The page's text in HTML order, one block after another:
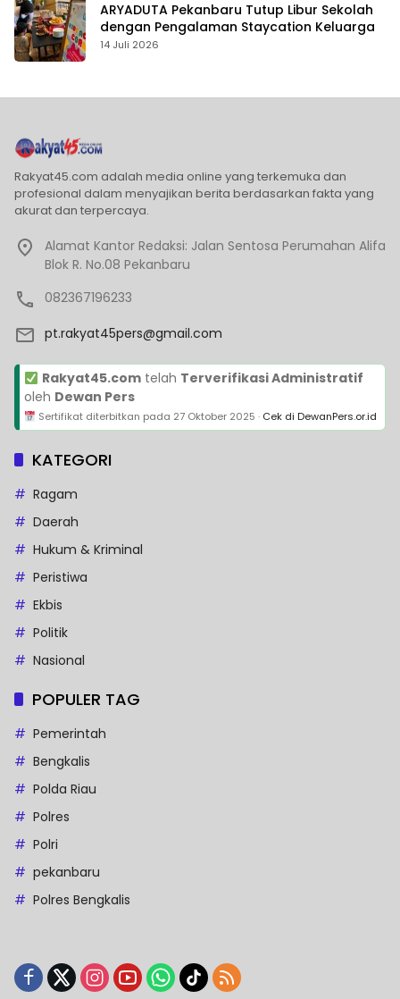
ARYADUTA Pekanbaru Tutup Libur Sekolah
dengan Pengalaman Staycation Keluarga
14 Juli 2026
Rakyat45.com adalah media online yang terkemuka dan
profesional dalam menyajikan berita berdasarkan fakta yang
akurat dan terpercaya.
Alamat Kantor Redaksi: Jalan Sentosa Perumahan Alifa
Blok R. No.08 Pekanbaru
082367196233
pt.rakyat45pers@gmail.com
Rakyat45.comtelah Terverifikasi Administratif
oleh Dewan Pers
Sertifikat diterbitkan pada 27 Oktober 2025 · Cek di DewanPers.or.id
KATEGORI
Ragam
Daerah
Hukum & Kriminal
Peristiwa
Ekbis
Politik
Nasional
POPULER TAG
Pemerintah
Bengkalis
Polda Riau
Polres
Polri
pekanbaru
Polres Bengkalis